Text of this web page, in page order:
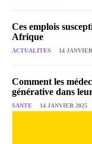
Ces emplois
Afrique
ACTUALITES 14
Comment les
générative dans
SANTE 14 JANVIER 2025